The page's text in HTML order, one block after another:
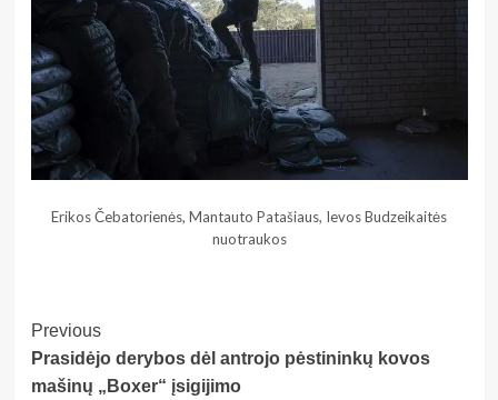
Erikos Čebatorienės, Mantauto Patašiaus, Ievos Budzeikaitės
nuotraukos
Post
Navigation
Previous
Prasidėjo derybos dėl antrojo pėstininkų kovos
mašinų „Boxer“ įsigijimo